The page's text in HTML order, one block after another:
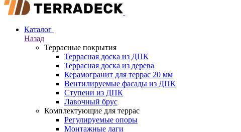
Каталог
Назад
Террасные покрытия
Террасная доска из ДПК
Террасная доска из дерева
Керамогранит для террас 20 мм
Вентилируемые фасады из ДПК
Ступени из ДПК
Лавочный брус
Комплектующие для террас
Регулируемые опоры
Монтажные лаги